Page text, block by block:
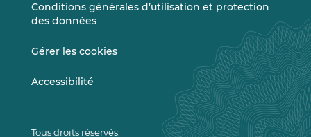
Conditions générales d’utilisation et protection
des données
Gérer les cookies
Accessibilité
Tous droits réservés.